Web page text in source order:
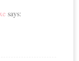
says: